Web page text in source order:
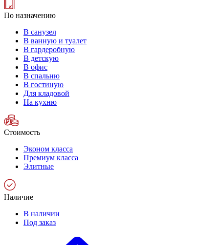
По назначению
В санузел
В ванную и туалет
В гардеробную
В детскую
В офис
В спальню
В гостиную
Для кладовой
На кухню
Стоимость
Эконом класса
Премиум класса
Элитные
Наличие
В наличии
Под заказ